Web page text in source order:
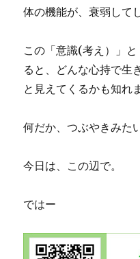
体の機能が、衰弱して
この「意識(考え）」
ると、どんな心持で生
と見えてくるかも知れ
何だか、つぶやきみた
今日は、この辺で。
ではー